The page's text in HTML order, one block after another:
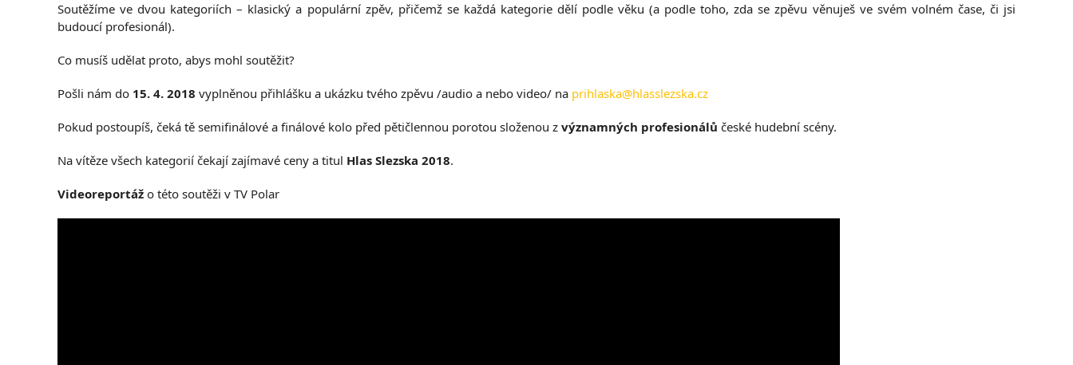
Soutěžíme ve dvou kategoriích – klasický a populární zpěv, přičemž se každá kategorie dělí podle věku (a podle toho, zda se zpěvu věnuješ ve svém volném čase, či jsi
budoucí profesionál).
Co musíš udělat proto, abys mohl soutěžit?
Pošli nám do 15. 4. 2018 vyplněnou přihlášku a ukázku tvého zpěvu /audio a nebo video/ na prihlaska@hlasslezska.cz
Pokud postoupíš, čeká tě semifinálové a finálové kolo před pětičlennou porotou složenou z významných profesionálů české hudební scény.
Na vítěze všech kategorií čekají zajímavé ceny a titul Hlas Slezska 2018.
Videoreportáž o této soutěži v TV Polar